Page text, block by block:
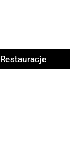
Restauracje